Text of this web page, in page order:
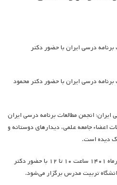
درسی ایران با حضور دکتر
درسی ایران با حضور دکتر محمود
انجمن مطالعات برنامه درسی ایران
اعضاء جامعه علمی، دیدارهای دوستانه و
دیده است.
سومین دیدار در روز شنبه ۱۹ شهریورماه ۱۴۰۱ ساعت ۱۰ تا ۱۲ با حضور دکتر
تربیت مدرس برگزار می‌شود.